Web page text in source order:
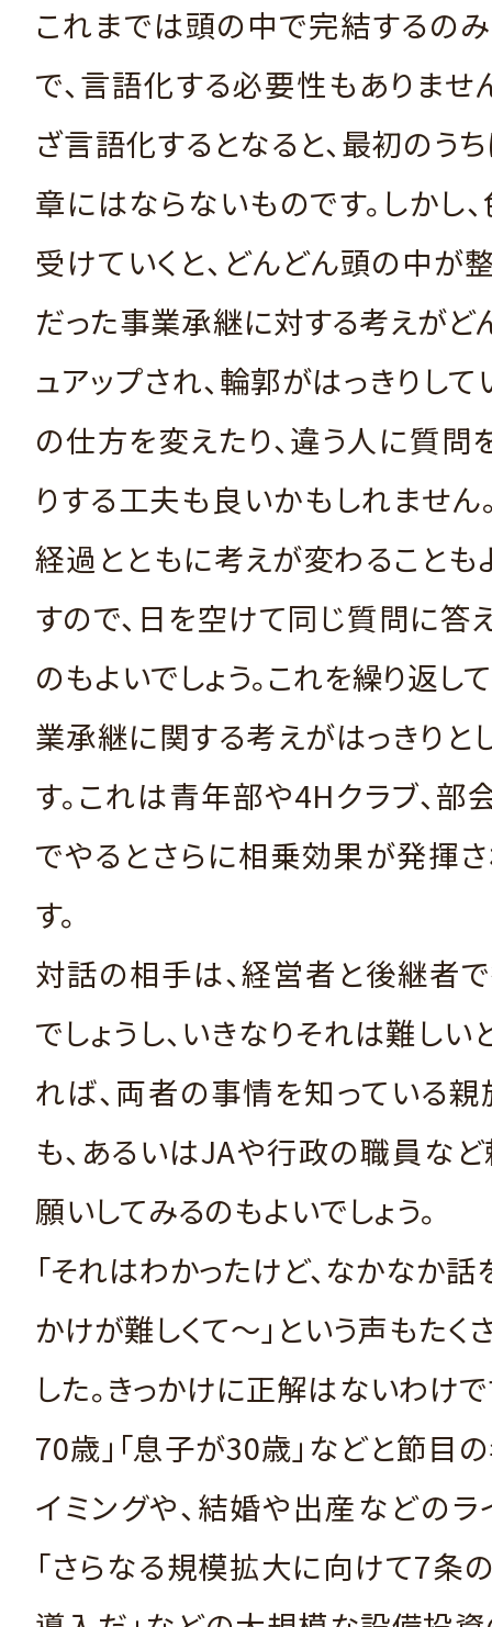
これまでは頭の中で完結するの
で、言語化する必要性もありませ
ざ言語化するとなると、最初のう
章にはならないものです。しかし
受けていくと、どんどん頭の中が
だった事業承継に対する考えがど
ュアップされ、輪郭がはっきりして
の仕方を変えたり、違う人に質問
りする工夫も良いかもしれません
経過とともに考えが変わることも
すので、日を空けて同じ質問に答
のもよいでしょう。これを繰り返し
業承継に関する考えがはっきりと
す。これは青年部や4Hクラブ、部
でやるとさらに相乗効果が発揮
す。
対話の相手は、経営者と後継者
でしょうし、いきなりそれは難しい
れば、両者の事情を知っている
も、あるいはJAや行政の職員な
願いしてみるのもよいでしょう。
「それはわかったけど、なかなか話
かけが難しくて～」という声もたく
した。きっかけに正解はないわけで
70歳」「息子が30歳」などと節目
イミングや、結婚や出産などのラ
「さらなる規模拡大に向けて7条